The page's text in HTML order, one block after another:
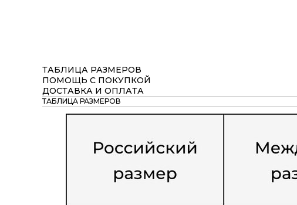
ТАБЛИЦА РАЗМЕРОВ
ПОМОЩЬ С ПОКУПКОЙ
ДОСТАВКА И ОПЛАТА
ТАБЛИЦА РАЗМЕРОВ